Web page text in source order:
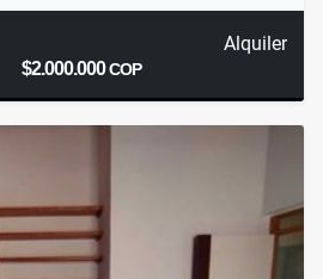
Alquiler
$2.000.000COP